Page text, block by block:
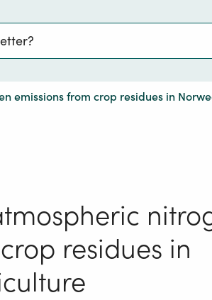
emissions from crop residues in
residues in